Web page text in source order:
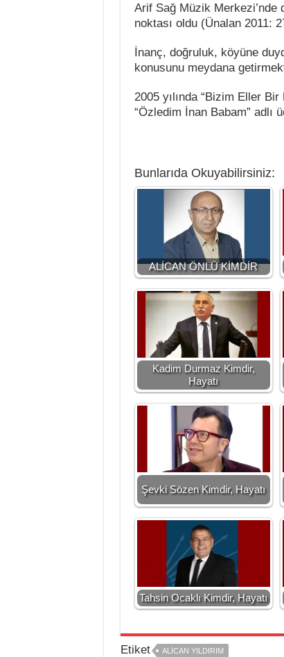
Arif Sağ Müzik Merkezi’nde
noktası oldu (Ünalan 2011:
İnanç, doğruluk, köyüne
konusunu meydana
2005 yılında “Bizim Eller Bir
“Özledim İnan Babam” adlı
Bunlarıda Okuyabilirsiniz:
ALİCAN ÖNLÜ KİMDİR
Kadim Durmaz Kimdir,
Hayatı
Şevki Sözen Kimdir, Hayatı
Tahsin Ocaklı Kimdir, Hayatı
Etiket ALICAN YILDIRIM